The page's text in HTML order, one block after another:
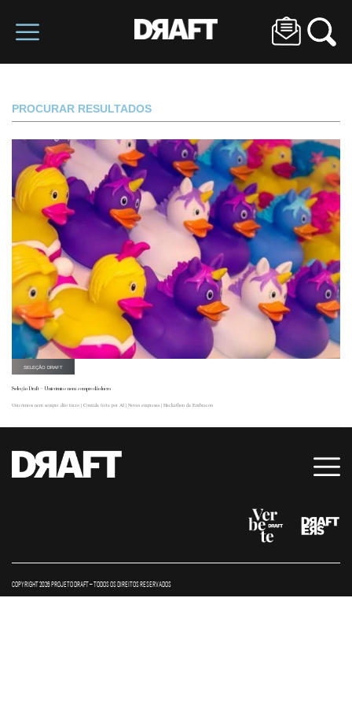
PROCURAR RESULTADOS
SELEÇÃO DRAFT
Seleção Draft – Unicórnios nem sempre dão lucro
Unicórnios nem sempre dão lucro | Comida feita por AI | Novas empresas | Hackathon da Embracon
COPYRIGHT 2026 PROJETO DRAFT – TODOS OS DIREITOS RESERVADOS